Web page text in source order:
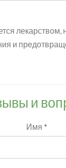
лекарством,
и
и
Имя *